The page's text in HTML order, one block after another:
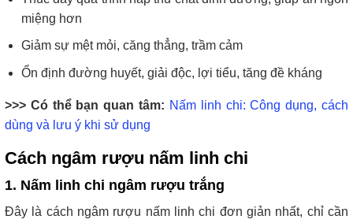
miệng hơn
Giảm sự mệt mỏi, căng thẳng, trầm cảm
Ổn định đường huyết, giải độc, lợi tiểu, tăng đề kháng
>>> Có thể bạn quan tâm: Nấm linh chi: Công dụng, cách
dùng và lưu ý khi sử dụng
Cách ngâm rượu nấm linh chi
1. Nấm linh chi ngâm rượu trắng
Đây là cách ngâm rượu nấm linh chi đơn giản nhất, chỉ cần